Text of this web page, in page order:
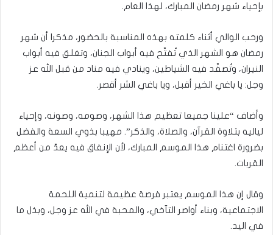
بإحياء شهر رمضان المبارك، لهذا العام.
ورحب الوالي أثناء كلمته بهذه المناسبة بالحضور، مذكرا أن شهر
رمضان هو الشهر الذي تُفتّح فيه أبواب الجنان، وتغلق فيه أبواب
النيران، وتُصفّد فيه الشياطين، وينادي فيه مناد من قبل الله عز
وجل: يا باغي الخير أقبل، ويا باغي الشر أقصر.
وأضاف “علينا جميعا تعظيم هذا الشهر، وصومه، وصونه، وإحياء
لياليه بتلاوة القرآن، والصلاة، والذكر”. مهيبا بذوي السعة والفضل
بضرورة اغتنام هذا الموسم المبارك، لأن الإنفاق فيه يعدّ من أعظم
القربات.
وقال إن هذا الموسم يعتبر فرصة عظيمة لتنمية اللحمة
الاجتماعية، وبناء أواصر التآخي، والمحبة في الله عز وجل، وبذل ما
في اليد.